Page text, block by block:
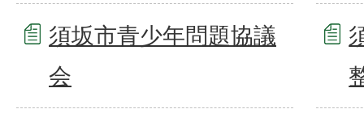
須坂市青少年問題協議
会